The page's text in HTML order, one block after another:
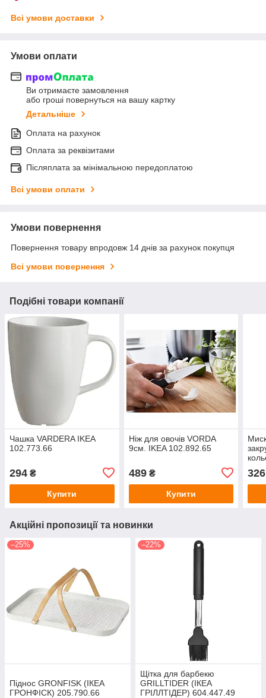
Всі умови доставки
Умови оплати
Ви отримаєте замовлення
або гроші повернуться на вашу картку
Детальніше
Оплата на рахунок
Оплата за реквізитами
Післяплата за мінімальною передоплатою
Всі умови оплати
Умови повернення
Повернення товару впродовж 14 днів за рахунок покупця
Всі умови повернення
Подібні товари компанії
Чашка VARDERA IKEA
102.773.66
294 ₴
Купити
Ніж для овочів VORDA
9см. IKEA 102.892.65
489₴
Купити
326
Акційні пропозиції та новинки
–25%
Піднос GRONFISK (ІКЕА
ГРОНФІСК) 205.790.66
–22%
Щітка для барбекю
GRILLTIDER (ІКЕА
ГРІЛЛТІДЕР) 604.447.49